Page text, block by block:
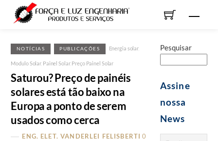
NOTÍCIAS PUBLICAÇÕES Energia solar,
Modulo Solar, Painel Solar, Preço Painel Solar
Saturou? Preço de painéis
solares está tão baixo na
Europa a ponto de serem
usados como cerca
ENG. ELET. VANDERLEI FELISBERTI 0
Pesquisar
Assine
nossa
News